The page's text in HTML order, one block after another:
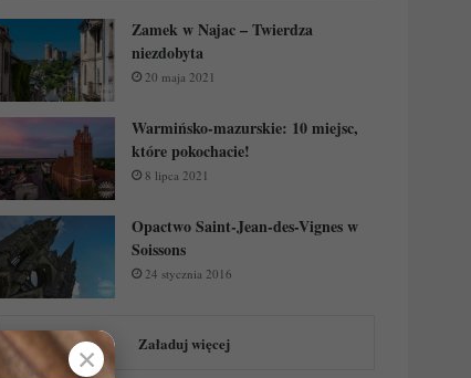
Zamek w Najac – Twierdza
niezdobyta
20 maja 2021
Warmińsko-mazurskie: 10 miejsc,
które pokochacie!
8 lipca 2021
Opactwo Saint-Jean-des-Vignes w
Soissons
24 stycznia 2016
Załaduj więcej
✕